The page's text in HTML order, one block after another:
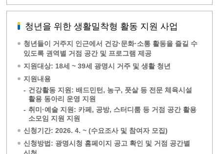
청년을 위한 생활밀착형 활동 지원 사업
청년들이 거주지 인근에서 건강·문화·소통 활동을 즐길 수
있도록 권역별 거점 공간 및 프로그램 제공
지원대상: 18세 ~ 39세 광명시 거주 및 생활 청년
지원내용
- 건강활동 지원: 배드민턴, 농구, 풋살 등 전문 체육시설
활용 동아리 운영 지원
- 취미·예술 지원: 카페, 공방, 스터디룸 등 거점 공간 활용
소모임 지원 지원
신청기간: 2026. 4. ~ (수요조사 및 참여자 모집)
신청방법: 광명시청 홈페이지 공고 확인 및 거점 공간별